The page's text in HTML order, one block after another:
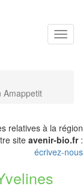
Amappetit
relatives à la région
site avenir-bio.fr:
écrivez-nous